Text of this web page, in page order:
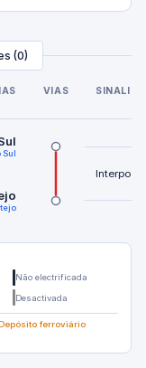
(0)
VIAS
Não electrificada
Desactivada
ferroviário